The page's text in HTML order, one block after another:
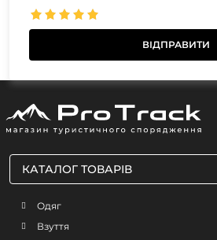
КАТАЛОГ ТОВАРІВ
Одяг
Взуття